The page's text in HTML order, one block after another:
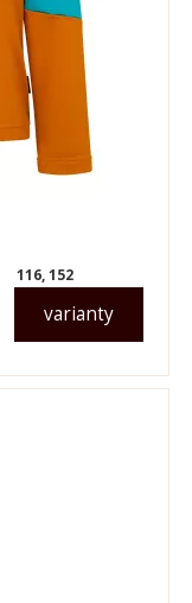
varianty
116, 152